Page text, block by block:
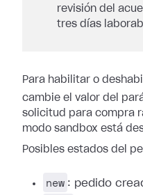
revisión del
tres días
Para habilitar o
cambie el valor del
solicitud para compra
modo sandbox está
Posibles estados del
new : pedido